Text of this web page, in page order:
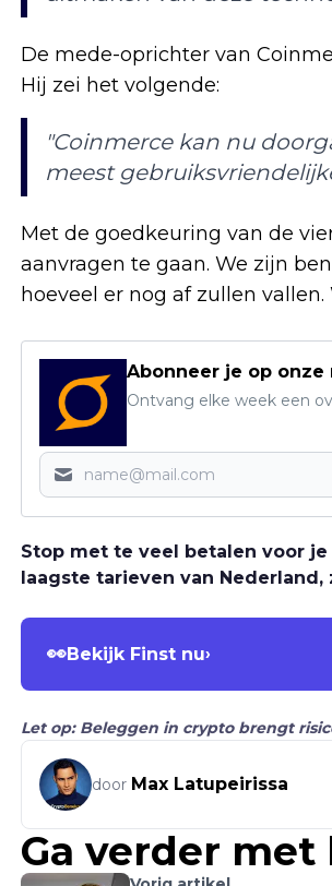
De mede-oprichter van
Hij zei het volgende:
"Coinmerce kan nu
meest
Met de goedkeuring van de
aanvragen te gaan. We zijn
hoeveel er nog af zullen
Abonneer je op onze
Ontvang elke week een
Stop met te veel betalen voor
laagste tarieven van
👀Bekijk Finst nu›
Let op: Beleggen in crypto brengt
door Max Latupeirissa
Ga verder met